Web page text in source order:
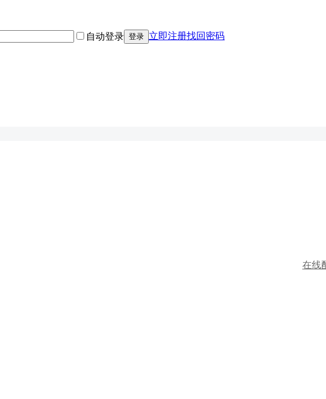
自动登录 登录 立即注册找回密码
在线